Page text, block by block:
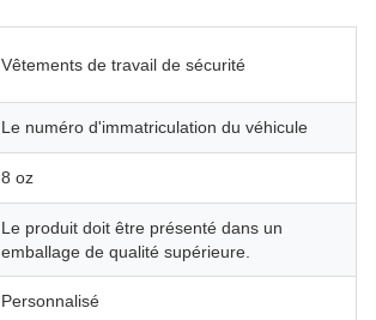
Vêtements de travail de sécurité
Le numéro d'immatriculation du véhicule
8 oz
Le produit doit être présenté dans un
emballage de qualité supérieure.
Personnalisé